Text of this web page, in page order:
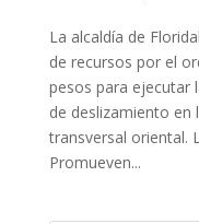
La alcaldía de
de recursos por el
pesos para ejecutar
de deslizamiento en
transversal oriental.
Promueven...